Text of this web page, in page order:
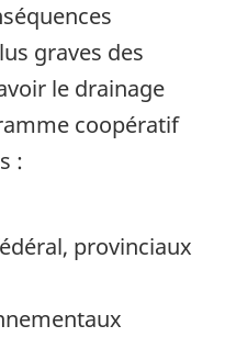
graves des
le drainage
coopératif
:
provinciaux